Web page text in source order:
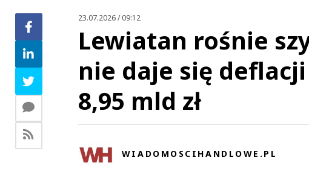
This comment was
23.07.2026 / 09:12
Lewiatan rośnie
nie daje się
8,95 mld zł
WIADOMOSCIHANDLOWE.PL